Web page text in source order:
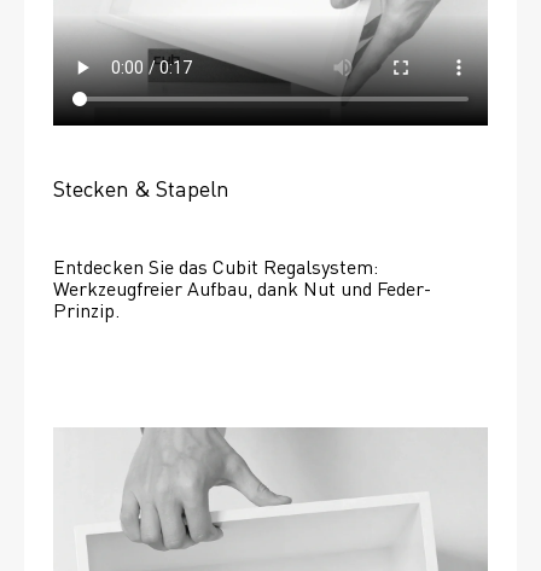
Stecken & Stapeln
Entdecken Sie das Cubit Regalsystem:
Werkzeugfreier Aufbau, dank Nut und Feder-
Prinzip.